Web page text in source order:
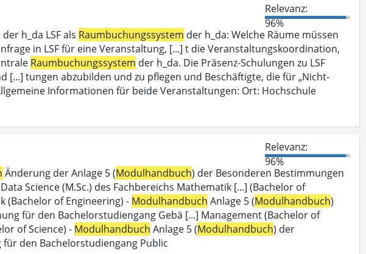
Relevanz:
96%
h_da LSF als Raumbuchungssystem der h_da: Welche Räume müssen
in LSF für eine Veranstaltung, [...] t die Veranstaltungskoordination,
Raumbuchungssystem der h_da. Die Präsenz-Schulungen zu LSF
tungen abzubilden und zu pflegen und Beschäftigte, die für „Nicht-
Informationen für beide Veranstaltungen: Ort: Hochschule
Relevanz:
96%
Änderung der Anlage 5 (Modulhandbuch) der Besonderen Bestimmungen
Science (M.Sc.) des Fachbereichs Mathematik [...] (Bachelor of
(Bachelor of Engineering) - Modulhandbuch Anlage 5 (Modulhandbuch)
für den Bachelorstudiengang Gebä [...] Management (Bachelor of
of Science) - Modulhandbuch Anlage 5 (Modulhandbuch) der
den Bachelorstudiengang Public